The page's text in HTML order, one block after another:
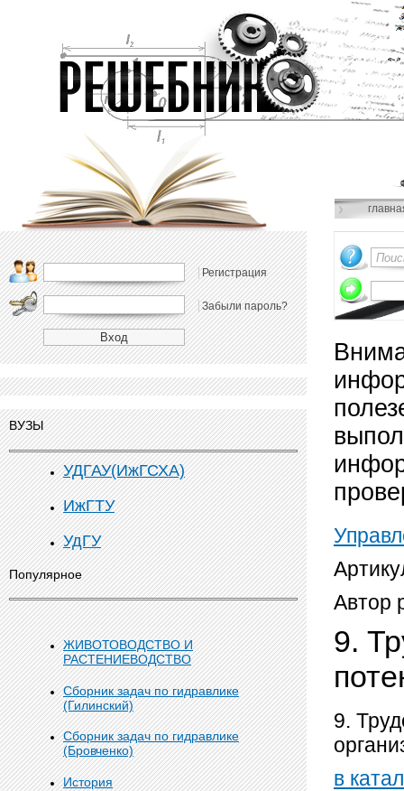
Регистрация
Забыли пароль?
ВУЗЫ
УДГАУ(ИжГСХА)
ИжГТУ
УдГУ
Популярное
ЖИВОТОВОДСТВО И
РАСТЕНИЕВОДСТВО
Сборник задач по гидравлике
(Гилинский)
Сборник задач по гидравлике
(Бровченко)
История
Автор
9.
9.
в